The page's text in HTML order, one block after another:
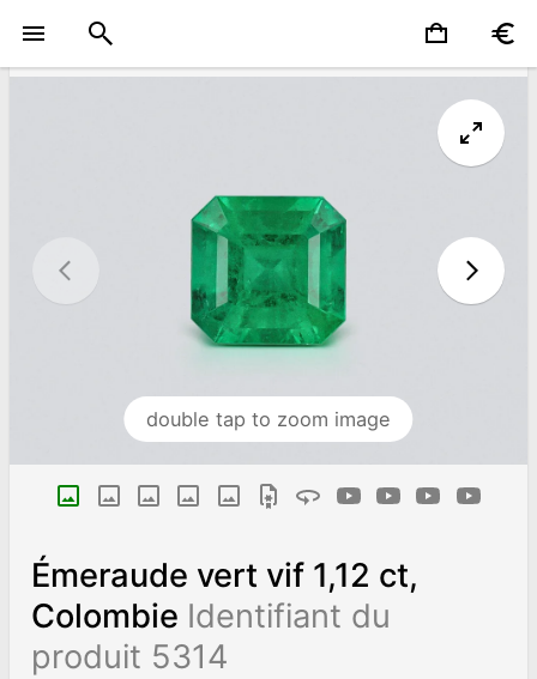
double tap to zoom image
Émeraude vert vif 1,12 ct,
Colombie Identifiant du
produit 5314